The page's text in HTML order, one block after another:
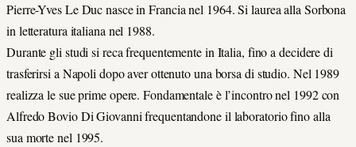
Pierre-Yves Le Duc nasce in Francia nel 1964. Si laurea alla Sorbona
in letteratura italiana nel 1988.
Durante gli studi si reca frequentemente in Italia, fino a decidere di
trasferirsi a Napoli dopo aver ottenuto una borsa di studio. Nel 1989
realizza le sue prime opere. Fondamentale è l’incontro nel 1992 con
Alfredo Bovio Di Giovanni frequentandone il laboratorio fino alla
sua morte nel 1995.